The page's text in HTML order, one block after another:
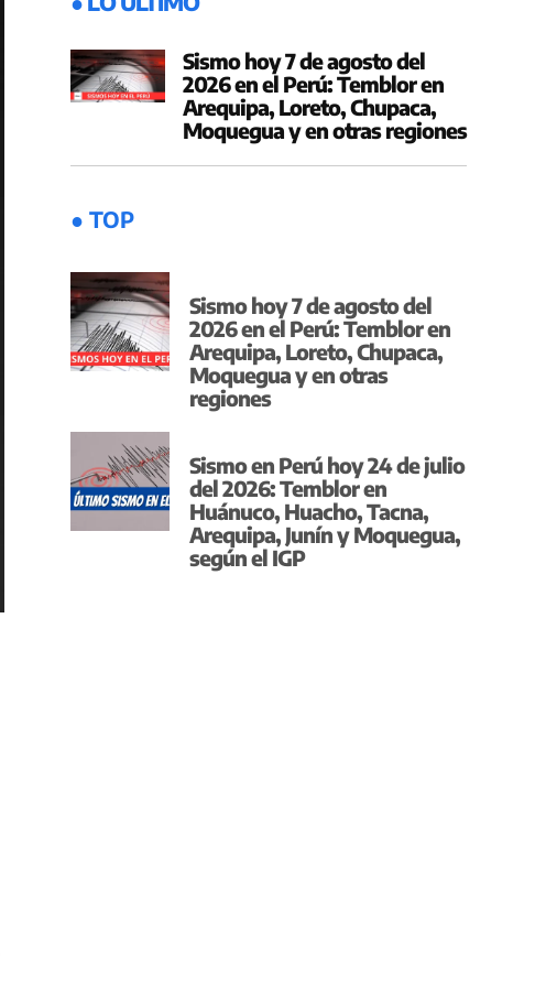
Sismo hoy 7 de agosto del
2026 en el Perú: Temblor en
Arequipa, Loreto, Chupaca,
Moquegua y en otras regiones
● TOP
Sismo hoy 7 de agosto del
2026 en el Perú: Temblor en
Arequipa, Loreto, Chupaca,
Moquegua y en otras
regiones
Sismo en Perú hoy 24 de julio
del 2026: Temblor en
Huánuco, Huacho, Tacna,
Arequipa, Junín y Moquegua,
según el IGP